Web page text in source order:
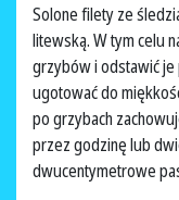
Solone filety ze
litewską. W tym celu
grzybów i odstawić je
ugotować do
po grzybach
przez godzinę lub
dwucentymetrowe